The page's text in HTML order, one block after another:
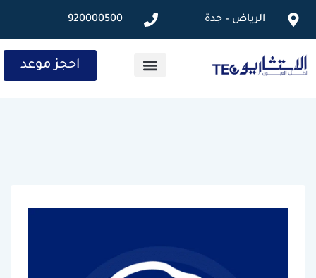
الرياض – جدة 920000500
احجز موعد